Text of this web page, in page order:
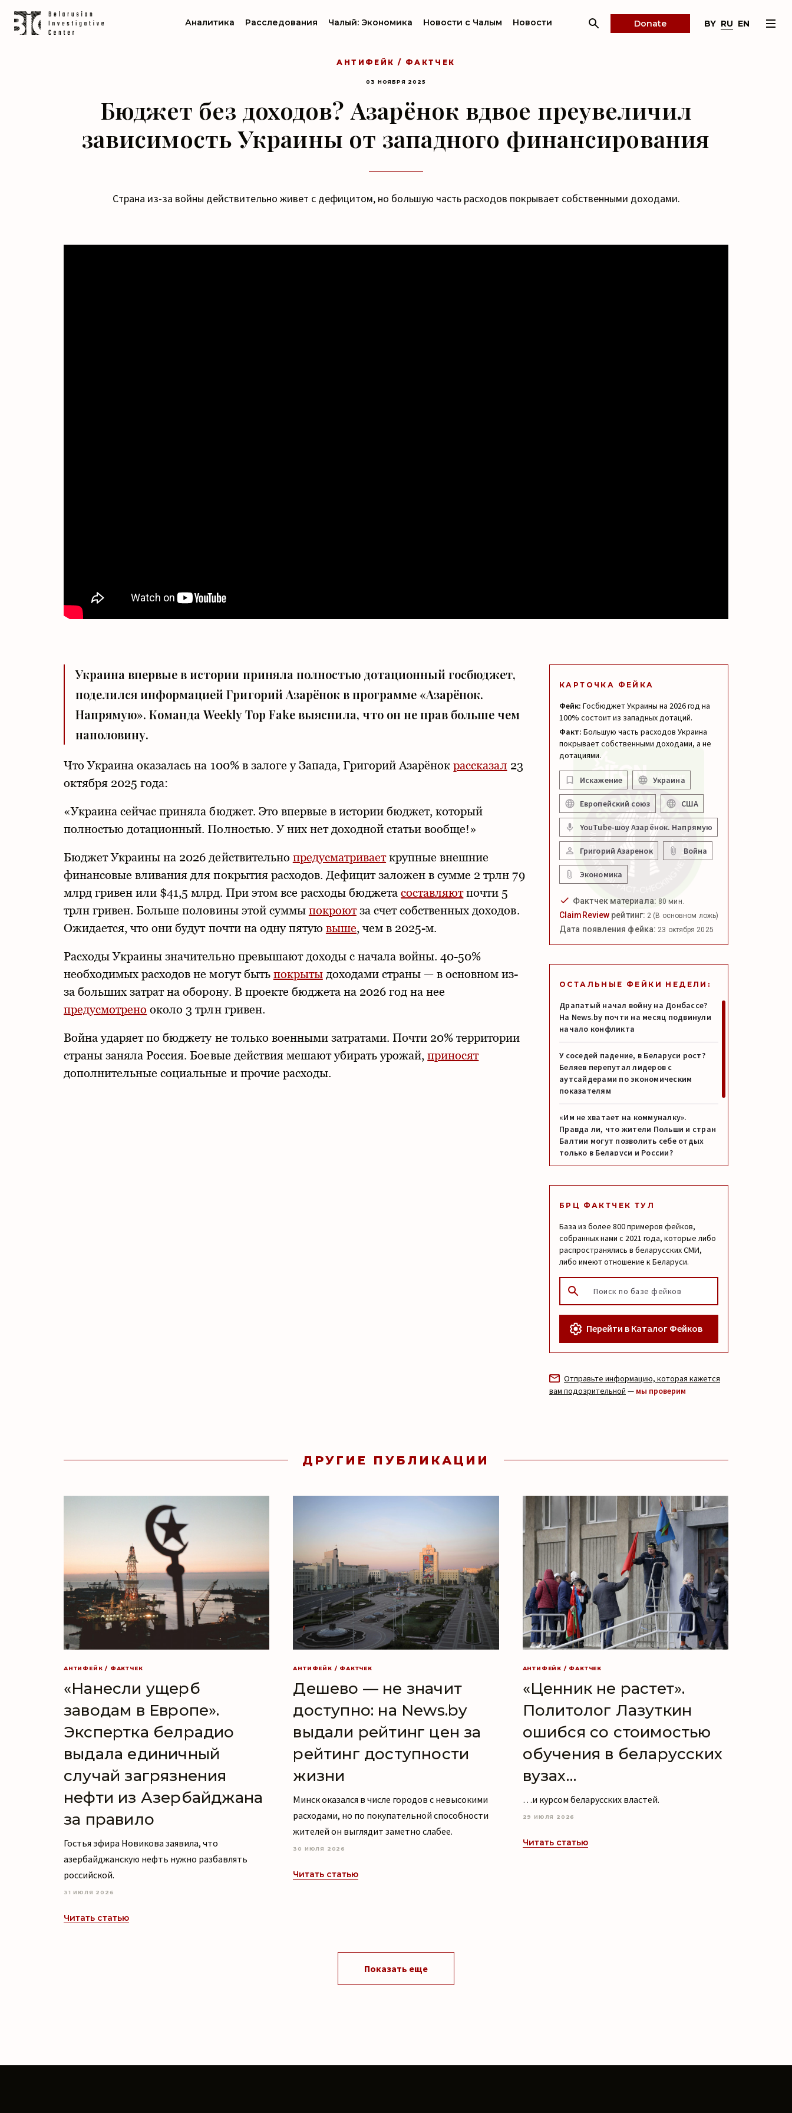
Аналитика Расследования Чалый: Экономика Новости с Чалым Новости Donate BY RU EN
АНТИФЕЙК / ФАКТЧЕК
03 НОЯБРЯ 2025
Бюджет без доходов? Азарёнок вдвое преувеличил
зависимость Украины от западного финансирования
Страна из-за войны действительно живет с дефицитом, но большую часть расходов покрывает собственными доходами.
Украина впервые в истории приняла полностью дотационный госбюджет,
поделился информацией Григорий Азарёнок в программе «Азарёнок.
Напрямую». Команда Weekly Top Fake выяснила, что он не прав больше чем
наполовину.
Что Украина оказалась на 100% в залоге у Запада, Григорий Азарёнокрассказал 23
октября 2025 года:
«Украина сейчас приняла бюджет. Это впервые в истории бюджет, который
полностью дотационный. Полностью. У них нет доходной статьи вообще!»
Бюджет Украины на 2026 действительно предусматриваеткрупные внешние
финансовые вливания для покрытия расходов. Дефицит заложен в сумме 2 трлн 79
млрд гривен или $41,5 млрд. При этом все расходы бюджетасоставляютпочти 5
трлн гривен. Больше половины этой суммы покроютза счет собственных доходов.
Ожидается, что они будут почти на одну пятую выше, чем в 2025-м.
Расходы Украины значительно превышают доходы с начала войны. 40-50%
необходимых расходов не могут быть покрытыдоходами страны — в основном из-
за больших затрат на оборону. В проекте бюджета на 2026 год на нее
предусмотрено около 3 трлн гривен.
Война ударяет по бюджету не только военными затратами. Почти 20% территории
страны заняла Россия. Боевые действия мешают убирать урожай,приносят
дополнительные социальные и прочие расходы.
КАРТОЧКА ФЕЙКА
Фейк: Госбюджет Украины на 2026 год на
100% состоит из западных дотаций.
Факт: Большую часть расходов Украина
покрывает собственными доходами, а не
дотациями.
Искажение Украина
Европейский союз США
YouTube-шоу Азарёнок. Напрямую
Григорий Азаренок Война
Экономика
Фактчек материала: 80 мин.
ClaimReview рейтинг: 2 (В основном ложь)
Дата появления фейка: 23 октября 2025
ОСТАЛЬНЫЕ ФЕЙКИ НЕДЕЛИ:
Драпатый начал войну на Донбассе?
На News.by почти на месяц подвинули
начало конфликта
У соседей падение, в Беларуси рост?
Беляев перепутал лидеров с
аутсайдерами по экономическим
показателям
«Им не хватает на коммуналку».
Правда ли, что жители Польши и стран
Балтии могут позволить себе отдых
только в Беларуси и России?
в госмедиа преувеличили успехи
беларусского сельского хозяйства
БРЦ ФАКТЧЕК ТУЛ
База из более 800 примеров фейков,
собранных нами с 2021 года, которые либо
распространялись в беларусских СМИ,
либо имеют отношение к Беларуси.
Перейти в Каталог Фейков
Отправьте информацию, которая кажется
вам подозрительной — мы проверим
ДРУГИЕ ПУБЛИКАЦИИ
АНТИФЕЙК / ФАКТЧЕК
«Нанесли ущерб
заводам в Европе».
Экспертка белрадио
выдала единичный
случай загрязнения
нефти из Азербайджана
за правило
Гостья эфира Новикова заявила, что
азербайджанскую нефть нужно разбавлять
российской.
31 ИЮЛЯ 2026
Читать статью
АНТИФЕЙК / ФАКТЧЕК
Дешево — не значит
доступно: на News.by
выдали рейтинг цен за
рейтинг доступности
жизни
Минск оказался в числе городов с невысокими
расходами, но по покупательной способности
жителей он выглядит заметно слабее.
30 ИЮЛЯ 2026
Читать статью
АНТИФЕЙК / ФАКТЧЕК
«Ценник не растет».
Политолог Лазуткин
ошибся со стоимостью
обучения в беларусских
вузах…
…и курсом беларусских властей.
29 ИЮЛЯ 2026
Читать статью
Показать еще